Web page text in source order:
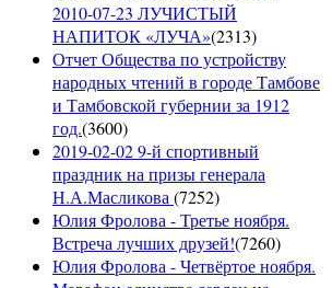
2010-07-23 ЛУЧИСТЫЙ
НАПИТОК «ЛУЧА»(2313)
Отчет Общества по устройству
народных чтений в городе Тамбове
и Тамбовской губернии за 1912
год.(3600)
2019-02-02 9-й спортивный
праздник на призы генерала
Н.А.Масликова(7252)
Юлия Фролова - Третье ноября.
Встреча лучших друзей!(7260)
Юлия Фролова - Четвёртое ноября.